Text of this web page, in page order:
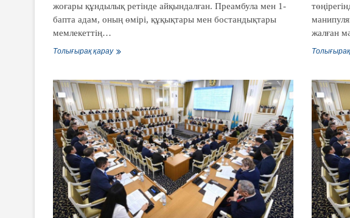
жоғары құндылық ретінде айқындалған. Преамбула мен 1-
бапта адам, оның өмірі, құқықтары мен бостандықтары
мемлекеттің…
Толығырақ қарауКонституциясының
төңірегіндегі
ең
көп
таралған
фейктер
мен
манипуляцияларға
шолу
жалған